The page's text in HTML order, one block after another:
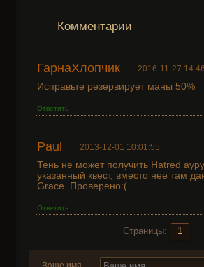
Комментарии
ГарнаХлопчик 2016-11-27
Исправьте резервирует маны 50%
Ответить
Paul 2013-12-01 10:01:55
Тень не может получить Hatred
указанный квест, вместо нее там
Grace. Проверено:(
Ответить
Страницы: 1